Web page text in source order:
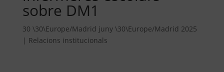
sobre DM1
30 \30\Europe/Madrid juny \30\Europe/Madrid 2025
| Relacions institucionals